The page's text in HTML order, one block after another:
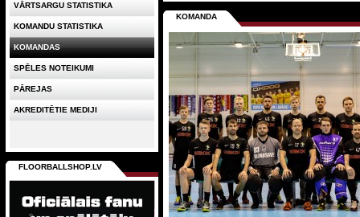
KOMANDA
VĀRTSARGU STATISTIKA
KOMANDU STATISTIKA
KOMANDAS
SPĒLES NOTEIKUMI
PĀREJAS
AKREDITĒTIE MEDIJI
FLOORBALLSHOP.LV